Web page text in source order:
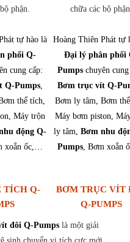
phận.
tự hào là
phối Q-
cung cấp:
Q-Pumps,
thể tích,
Máy trộn
động Q-
xoắn ốc,…
TÍCH Q-
chữa các bộ
Hoàng Thiên Phát tự
Đại lý phân phối
Pumpschuyên cung
Bơm trục vít Q-
Bơm ly tâm, Bơm
Máy bơm piston,
ly tâm,Bơm nhu
Pumps, Bơm xoắn
BƠM TRỤC VÍT
Q-PUMPS
đôi Q-Pumps là một giải